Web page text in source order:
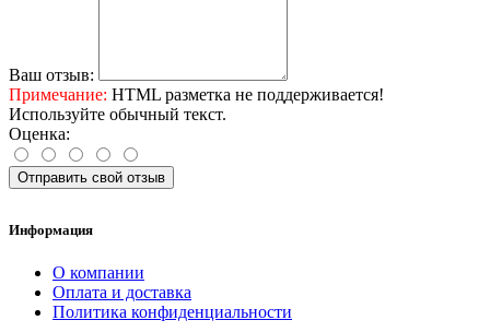
Ваш отзыв:
Примечание: HTML разметка не поддерживается!
Используйте обычный текст.
Оценка:
Отправить свой отзыв
Информация
О компании
Оплата и доставка
Политика конфиденциальности